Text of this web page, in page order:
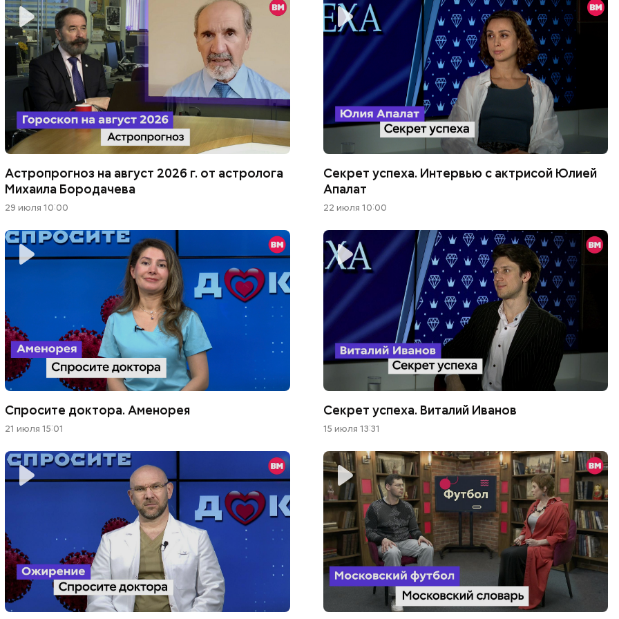
Астропрогноз на август 2026 г. от астролога
Михаила Бородачева
29 июля 10:00
Секрет успеха. Интервью с актрисой Юлией
Апалат
22 июля 10:00
Спросите доктора. Аменорея
21 июля 15:01
Секрет успеха. Виталий Иванов
15 июля 13:31